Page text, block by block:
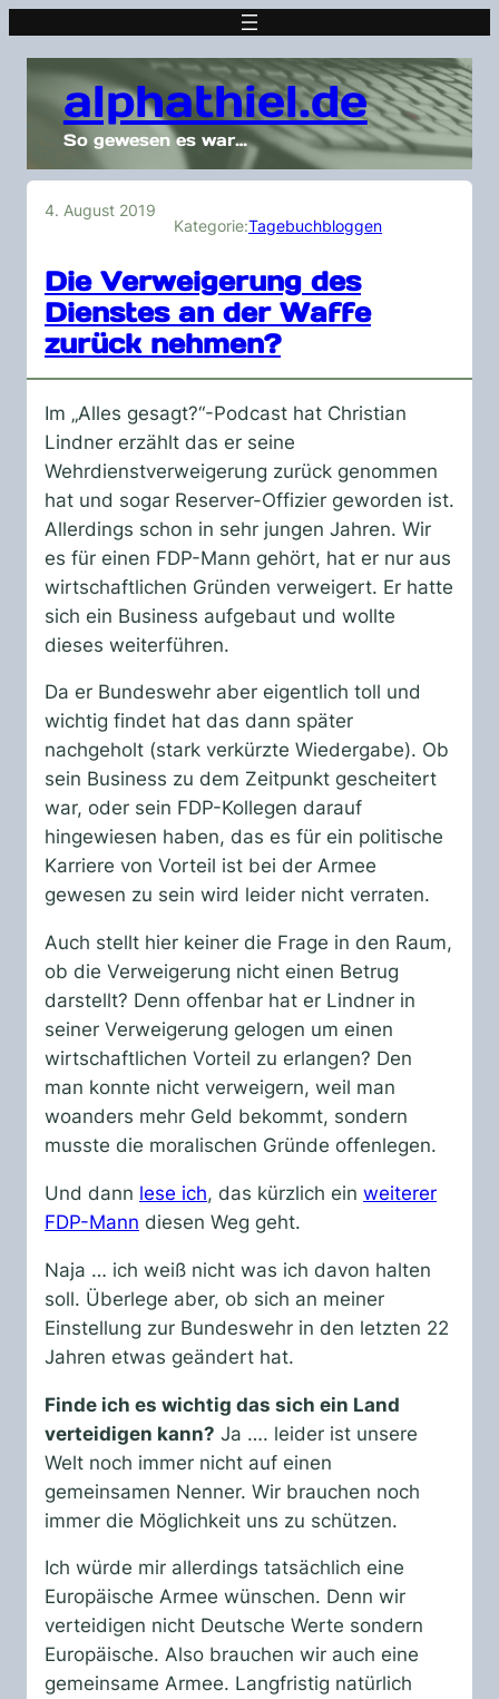
alphathiel.de
So gewesen es war…
4. August 2019
Kategorie:Tagebuchbloggen
Die Verweigerung des
Dienstes an der Waffe
zurück nehmen?
Im „Alles gesagt?“-Podcast hat Christian
Lindner erzählt das er seine
Wehrdienstverweigerung zurück genommen
hat und sogar Reserver-Offizier geworden ist.
Allerdings schon in sehr jungen Jahren. Wir
es für einen FDP-Mann gehört, hat er nur aus
wirtschaftlichen Gründen verweigert. Er hatte
sich ein Business aufgebaut und wollte
dieses weiterführen.
Da er Bundeswehr aber eigentlich toll und
wichtig findet hat das dann später
nachgeholt (stark verkürzte Wiedergabe). Ob
sein Business zu dem Zeitpunkt gescheitert
war, oder sein FDP-Kollegen darauf
hingewiesen haben, das es für ein politische
Karriere von Vorteil ist bei der Armee
gewesen zu sein wird leider nicht verraten.
Auch stellt hier keiner die Frage in den Raum,
ob die Verweigerung nicht einen Betrug
darstellt? Denn offenbar hat er Lindner in
seiner Verweigerung gelogen um einen
wirtschaftlichen Vorteil zu erlangen? Den
man konnte nicht verweigern, weil man
woanders mehr Geld bekommt, sondern
musste die moralischen Gründe offenlegen.
Und dann lese ich, das kürzlich ein weiterer
FDP-Mann diesen Weg geht.
Naja … ich weiß nicht was ich davon halten
soll. Überlege aber, ob sich an meiner
Einstellung zur Bundeswehr in den letzten 22
Jahren etwas geändert hat.
Finde ich es wichtig das sich ein Land
verteidigen kann? Ja …. leider ist unsere
Welt noch immer nicht auf einen
gemeinsamen Nenner. Wir brauchen noch
immer die Möglichkeit uns zu schützen.
Ich würde mir allerdings tatsächlich eine
Europäische Armee wünschen. Denn wir
verteidigen nicht Deutsche Werte sondern
Europäische. Also brauchen wir auch eine
gemeinsame Armee. Langfristig natürlich